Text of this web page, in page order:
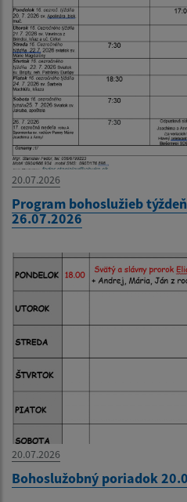
20.07.2026
Program bohoslužieb
26.07.2026
20.07.2026
Bohoslužobný poriadok